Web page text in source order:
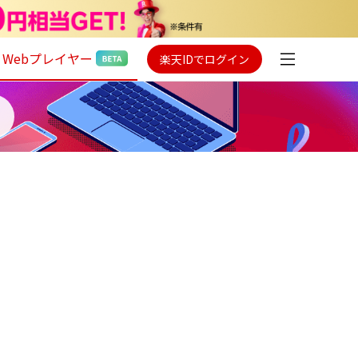
Webプレイヤー 楽天IDでログイン